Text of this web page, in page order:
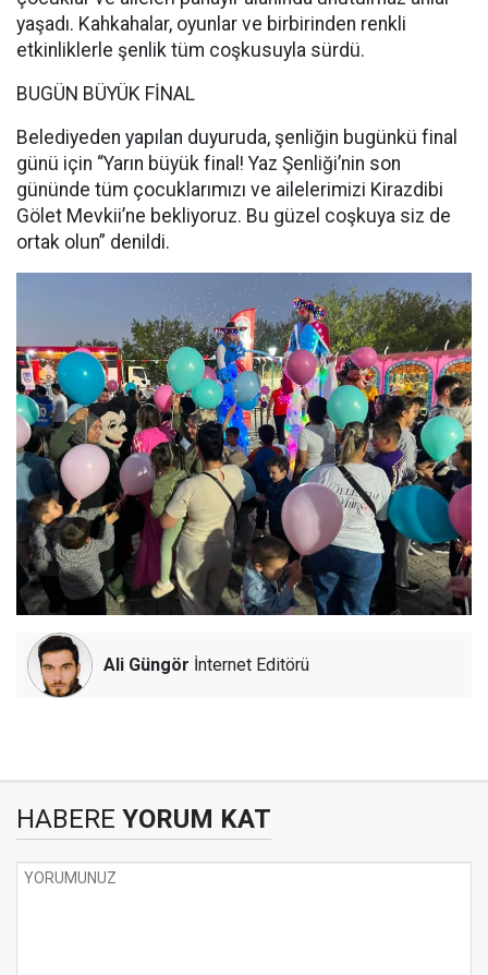
yaşadı. Kahkahalar, oyunlar ve birbirinden renkli
etkinliklerle şenlik tüm coşkusuyla sürdü.
BUGÜN BÜYÜK FİNAL
Belediyeden yapılan duyuruda, şenliğin bugünkü final
günü için “Yarın büyük final! Yaz Şenliği’nin son
gününde tüm çocuklarımızı ve ailelerimizi Kirazdibi
Gölet Mevkii’ne bekliyoruz. Bu güzel coşkuya siz de
ortak olun” denildi.
Ali Güngör İnternet Editörü
HABERE YORUM KAT